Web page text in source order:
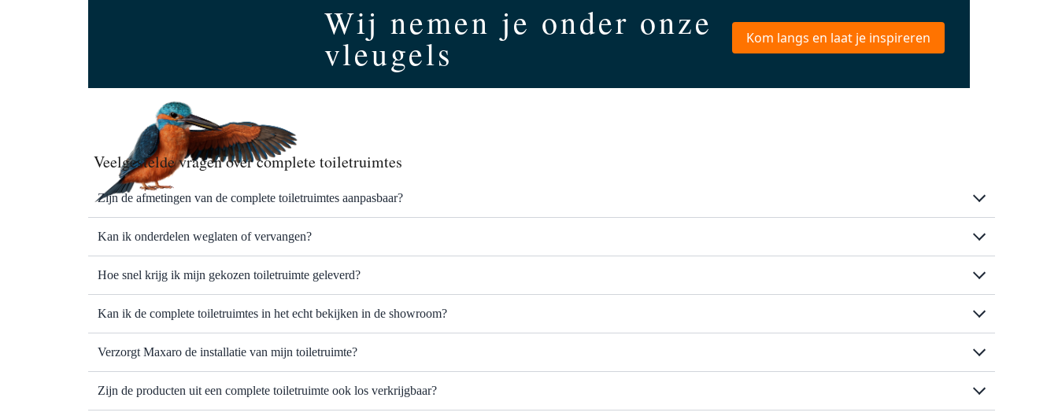
Wij nemen je onder onze
vleugels Kom langs en laat je inspireren
Veelgestelde vragen over complete toiletruimtes
Zijn de afmetingen van de complete toiletruimtes aanpasbaar?
Kan ik onderdelen weglaten of vervangen?
Hoe snel krijg ik mijn gekozen toiletruimte geleverd?
Kan ik de complete toiletruimtes in het echt bekijken in de showroom?
Verzorgt Maxaro de installatie van mijn toiletruimte?
Zijn de producten uit een complete toiletruimte ook los verkrijgbaar?